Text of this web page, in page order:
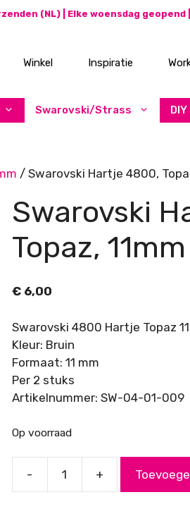
(NL) | Elke woensdag geopend |
Winkel Inspiratie
Swarovski/Strass DIY
/ Swarovski Hartje 4800,
Swarovski
Topaz, 11mm
€6,00
Swarovski 4800 Hartje Topaz
Kleur: Bruin
Formaat: 11 mm
Per 2 stuks
Artikelnummer: SW-04-01-009
Op voorraad
-
Swarovski
+